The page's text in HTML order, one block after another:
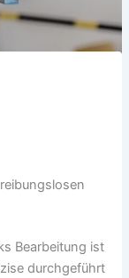
Bearbeitung ist
durchgeführt